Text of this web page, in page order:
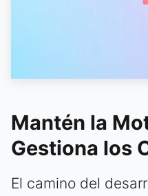
Mantén la
Gestiona los
El camino del